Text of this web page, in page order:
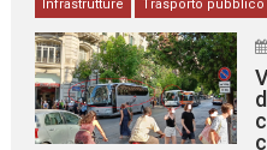
Infrastrutture Trasporto pubblico